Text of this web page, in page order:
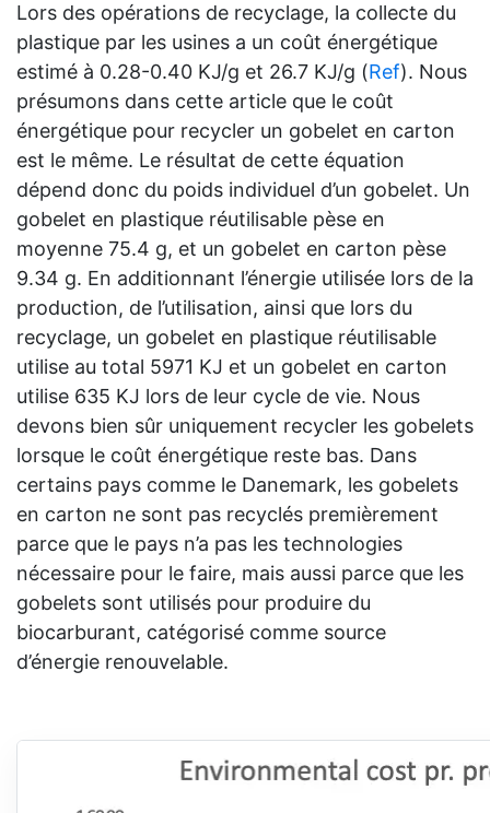
Lors des opérations de recyclage, la collecte du
plastique par les usines a un coût énergétique
estimé à 0.28-0.40 KJ/g et 26.7 KJ/g (Ref). Nous
présumons dans cette article que le coût
énergétique pour recycler un gobelet en carton
est le même. Le résultat de cette équation
dépend donc du poids individuel d’un gobelet. Un
gobelet en plastique réutilisable pèse en
moyenne 75.4 g, et un gobelet en carton pèse
9.34 g. En additionnant l’énergie utilisée lors de la
production, de l’utilisation, ainsi que lors du
recyclage, un gobelet en plastique réutilisable
utilise au total 5971 KJ et un gobelet en carton
utilise 635 KJ lors de leur cycle de vie. Nous
devons bien sûr uniquement recycler les gobelets
lorsque le coût énergétique reste bas. Dans
certains pays comme le Danemark, les gobelets
en carton ne sont pas recyclés premièrement
parce que le pays n’a pas les technologies
nécessaire pour le faire, mais aussi parce que les
gobelets sont utilisés pour produire du
biocarburant, catégorisé comme source
d’énergie renouvelable.